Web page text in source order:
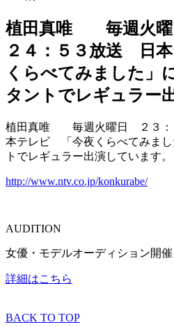
植田真唯 毎週火曜
２４：５３放送 日
くらべてみました」
タントでレギュラー
植田真唯 毎週火曜日 ２３：
本テレビ 「今夜くらべてみまし
トでレギュラー出演しています。
http://www.ntv.co.jp/konkurabe/
AUDITION
女優・モデルオーディション開催
詳細はこちら
BACK TO TOP